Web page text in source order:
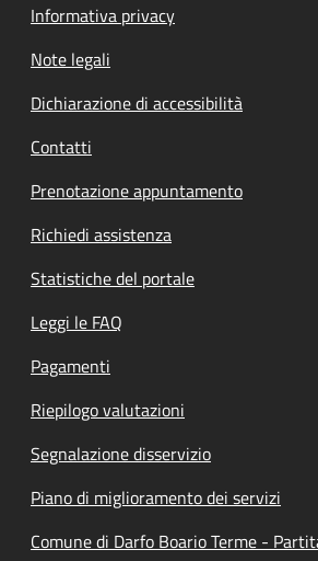
Informativa privacy
Note legali
Dichiarazione di accessibilità
Contatti
Prenotazione appuntamento
Richiedi assistenza
Statistiche del portale
Leggi le FAQ
Pagamenti
Riepilogo valutazioni
Segnalazione disservizio
Piano di miglioramento dei servizi
Comune di Darfo Boario Terme -